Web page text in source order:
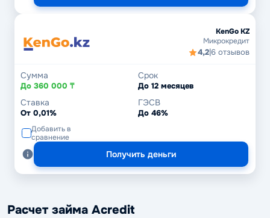
KenGo KZ
Микрокредит
4,2|6 отзывов
Сумма
До 360 000 ₸
Срок
До 12 месяцев
Ставка
От 0,01%
ГЭСВ
До 46%
Добавить в
сравнение
Получить деньги
Расчет займа Acredit